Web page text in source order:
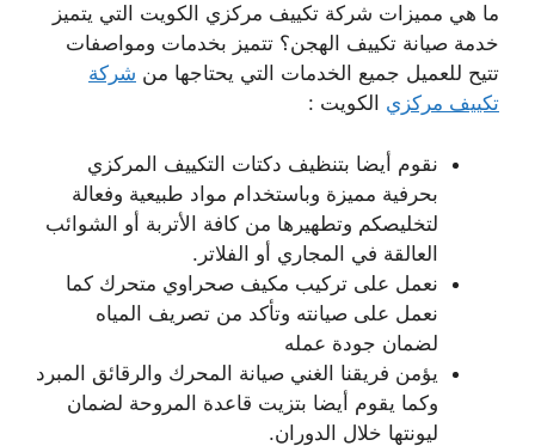
ما هي مميزات شركة تكييف مركزي الكويت التي يتميز
خدمة صيانة تكييف الهجن؟ تتميز بخدمات ومواصفات
تتيح للعميل جميع الخدمات التي يحتاجها من شركة
تكييف مركزي الكويت :
نقوم أيضا بتنظيف دكتات التكييف المركزي
بحرفية مميزة وباستخدام مواد طبيعية وفعالة
لتخليصكم وتطهيرها من كافة الأتربة أو الشوائب
العالقة في المجاري أو الفلاتر.
نعمل على تركيب مكيف صحراوي متحرك كما
نعمل على صيانته وتأكد من تصريف المياه
لضمان جودة عمله
يؤمن فريقنا الغني صيانة المحرك والرقائق المبرد
وكما يقوم أيضا بتزيت قاعدة المروحة لضمان
ليونتها خلال الدوران.